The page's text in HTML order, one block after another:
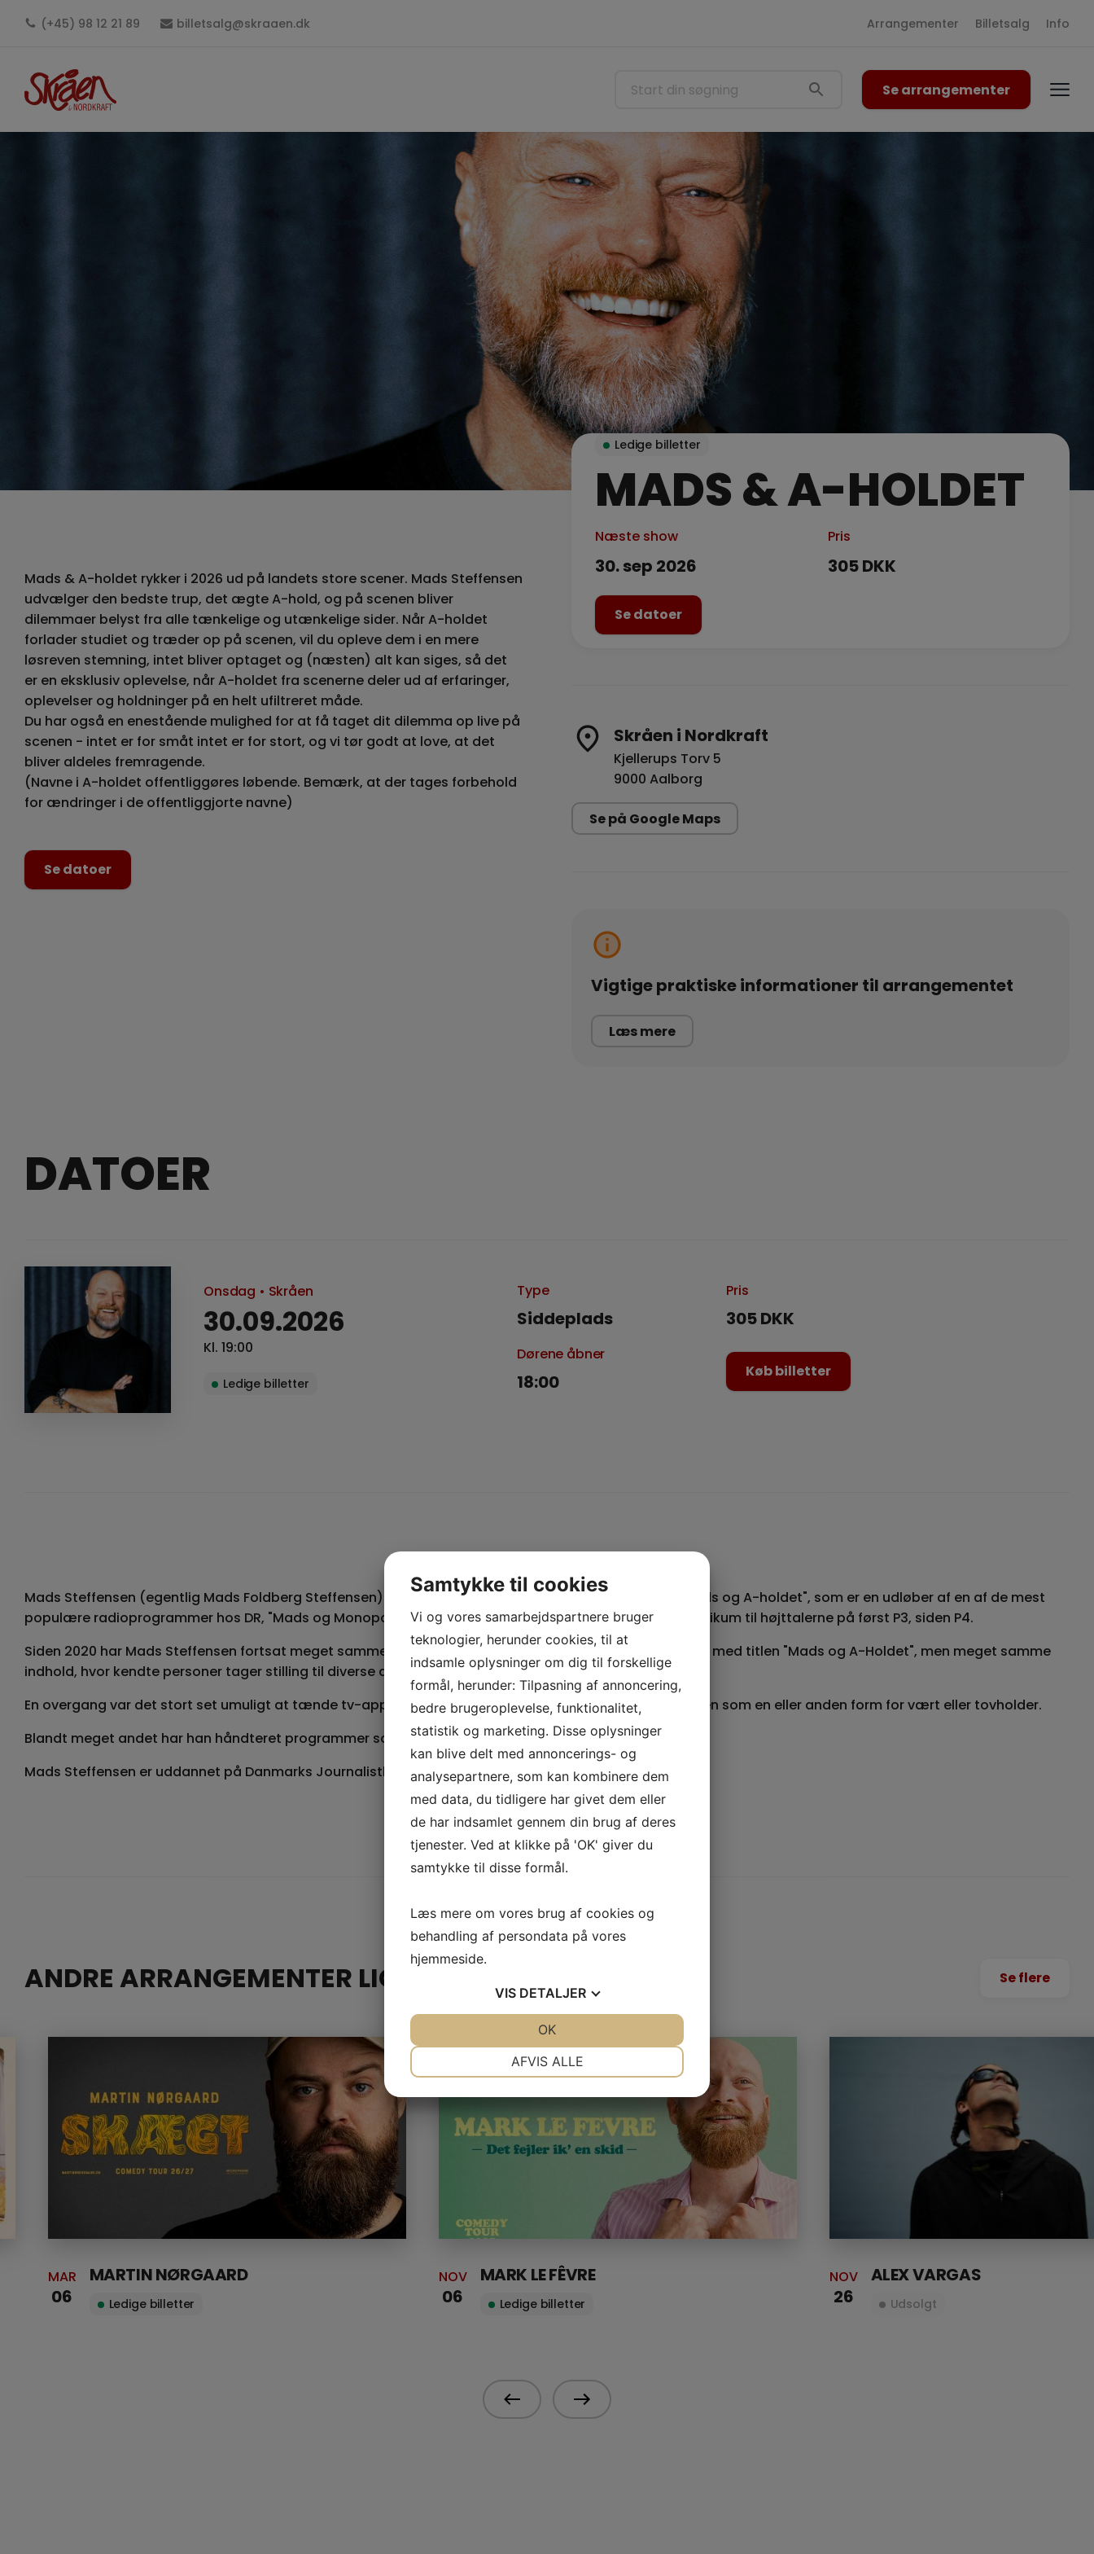
(+45) 98 12 21 89 billetsalg@skraaen.dk Arrangementer Billetsalg Info
Se arrangementer
Mads & A-holdet rykker i 2026 ud på landets store scener. Mads Steffensen
udvælger den bedste trup, det ægte A-hold, og på scenen bliver
dilemmaer belyst fra alle tænkelige og utænkelige sider. Når A-holdet
forlader studiet og træder op på scenen, vil du opleve dem i en mere
løsreven stemning, intet bliver optaget og (næsten) alt kan siges, så det
er en eksklusiv oplevelse, når A-holdet fra scenerne deler ud af erfaringer,
oplevelser og holdninger på en helt ufiltreret måde.
Du har også en enestående mulighed for at få taget dit dilemma op live på
scenen - intet er for småt intet er for stort, og vi tør godt at love, at det
bliver aldeles fremragende.
(Navne i A-holdet offentliggøres løbende. Bemærk, at der tages forbehold
for ændringer i de offentliggjorte navne)
Se datoer
Ledige billetter
MADS & A-HOLDET
Næste show
30. sep 2026
Pris
305 DKK
Se datoer
Skråen i Nordkraft
Kjellerups Torv 5
9000 Aalborg
Se på Google Maps
Vigtige praktiske informationer til arrangementet
Læs mere
DATOER
Onsdag • Skråen
30.09.2026
Kl. 19:00
Ledige billetter
Type
Siddeplads
Pris
305 DKK
Dørene åbner
18:00 Køb billetter
Mads Steffensen (egentlig Mads Foldberg Steffensen) fra Gistrup ved Aalborg er fast ankermand i "Mads og A-holdet", som er en udløber af en af de mest
populære radioprogrammer hos DR, "Mads og Monopolet", der i 2003-20 har trukket et rekordstort publikum til højttalerne på først P3, siden P4.
Siden 2020 har Mads Steffensen fortsat meget samme model, nu bare på podcastsystemet Podimo og med titlen "Mads og A-Holdet", men meget samme
indhold, hvor kendte personer tager stilling til diverse dilemmaer fra hverdagen.
En overgang var det stort set umuligt at tænde tv-apparatet uden at støde ind i Mads Steffensen i rollen som en eller anden form for vært eller tovholder.
Blandt meget andet har han håndteret programmer som "Aftenshowet" og "Kender du typen?".
Mads Steffensen er uddannet på Danmarks Journalisthøjskole i 1997.
ANDRE ARRANGEMENTER LIGE NU Se flere
MAR
06
MARTIN NØRGAARD
Ledige billetter
NOV
06
MARK LE FÊVRE
Ledige billetter
NOV
26
ALEX VARGAS
Udsolgt
Samtykke til cookies
Vi og vores samarbejdspartnere bruger
teknologier, herunder cookies, til at
indsamle oplysninger om dig til forskellige
formål, herunder: Tilpasning af annoncering,
bedre brugeroplevelse, funktionalitet,
statistik og marketing. Disse oplysninger
kan blive delt med annoncerings- og
analysepartnere, som kan kombinere dem
med data, du tidligere har givet dem eller
de har indsamlet gennem din brug af deres
tjenester. Ved at klikke på 'OK' giver du
samtykke til disse formål.
Læs mere om vores brug af cookies og
behandling af persondata på vores
hjemmeside.
VIS DETALJER
AFVIS ALLE
OK